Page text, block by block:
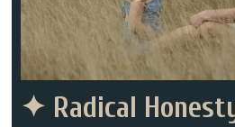
✦ Radical